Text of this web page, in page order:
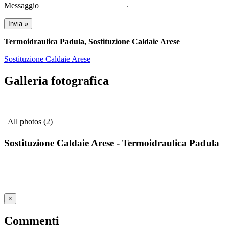
Messaggio
Termoidraulica Padula, Sostituzione Caldaie Arese
Sostituzione Caldaie Arese
Galleria fotografica
All photos (2)
Sostituzione Caldaie Arese - Termoidraulica Padula
×
Commenti